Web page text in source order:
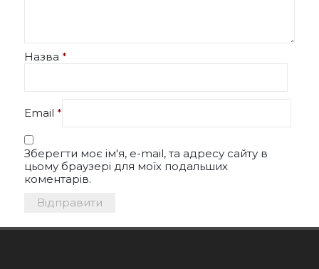
Назва *
Email *
Зберегти моє ім'я, e-mail, та адресу сайту в
цьому браузері для моїх подальших
коментарів.